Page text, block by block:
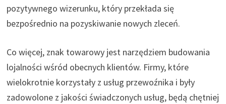
pozytywnego wizerunku, który przekłada się
bezpośrednio na pozyskiwanie nowych zleceń.
Co więcej, znak towarowy jest narzędziem budowania
lojalności wśród obecnych klientów. Firmy, które
wielokrotnie korzystały z usług przewoźnika i były
zadowolone z jakości świadczonych usług, będą chętniej